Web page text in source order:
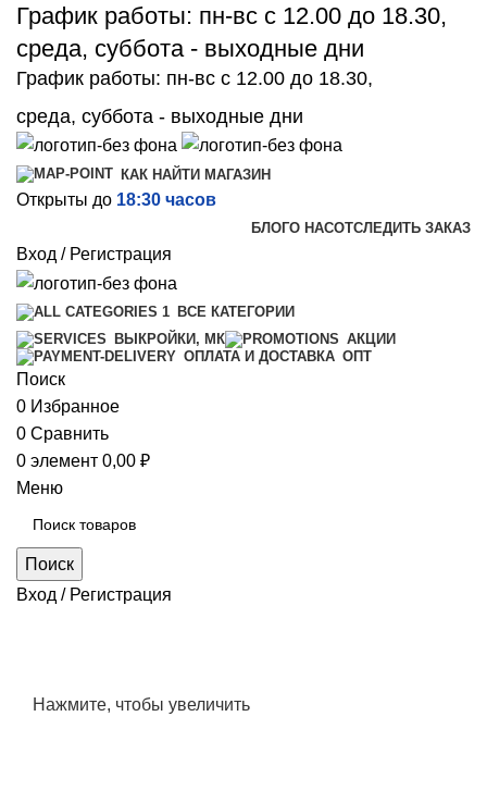
График работы: пн-вс с 12.00 до 18.30,
среда, суббота - выходные дни
График работы: пн-вс с 12.00 до 18.30,
среда, суббота - выходные дни
КАК НАЙТИ МАГАЗИН
Открыты до 18:30 часов
БЛОГО НАСОТСЛЕДИТЬ ЗАКАЗ
Вход / Регистрация
ВСЕ КАТЕГОРИИ
ВЫКРОЙКИ, МК
АКЦИИ
ОПЛАТА И ДОСТАВКА ОПТ
Поиск
0 Избранное
0 Сравнить
0 элемент 0,00 ₽
Меню
Поиск
Вход / Регистрация
Нажмите, чтобы увеличить